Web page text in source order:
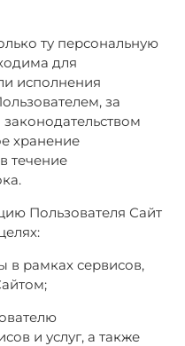
ту персональную
для
исполнения
за
хранение
течение
Пользователя Сайт
в рамках сервисов,
и услуг, а также